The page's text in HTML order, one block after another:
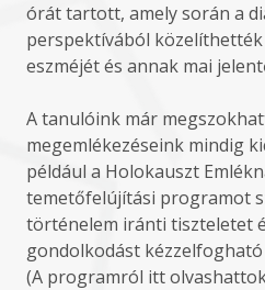
órát tartott, amely során a
perspektívából
eszméjét és annak mai
A tanulóink már
megemlékezéseink mindig
például a Holokauszt
temetőfelújítási programot
történelem iránti tiszteletet
gondolkodást
(A programról itt